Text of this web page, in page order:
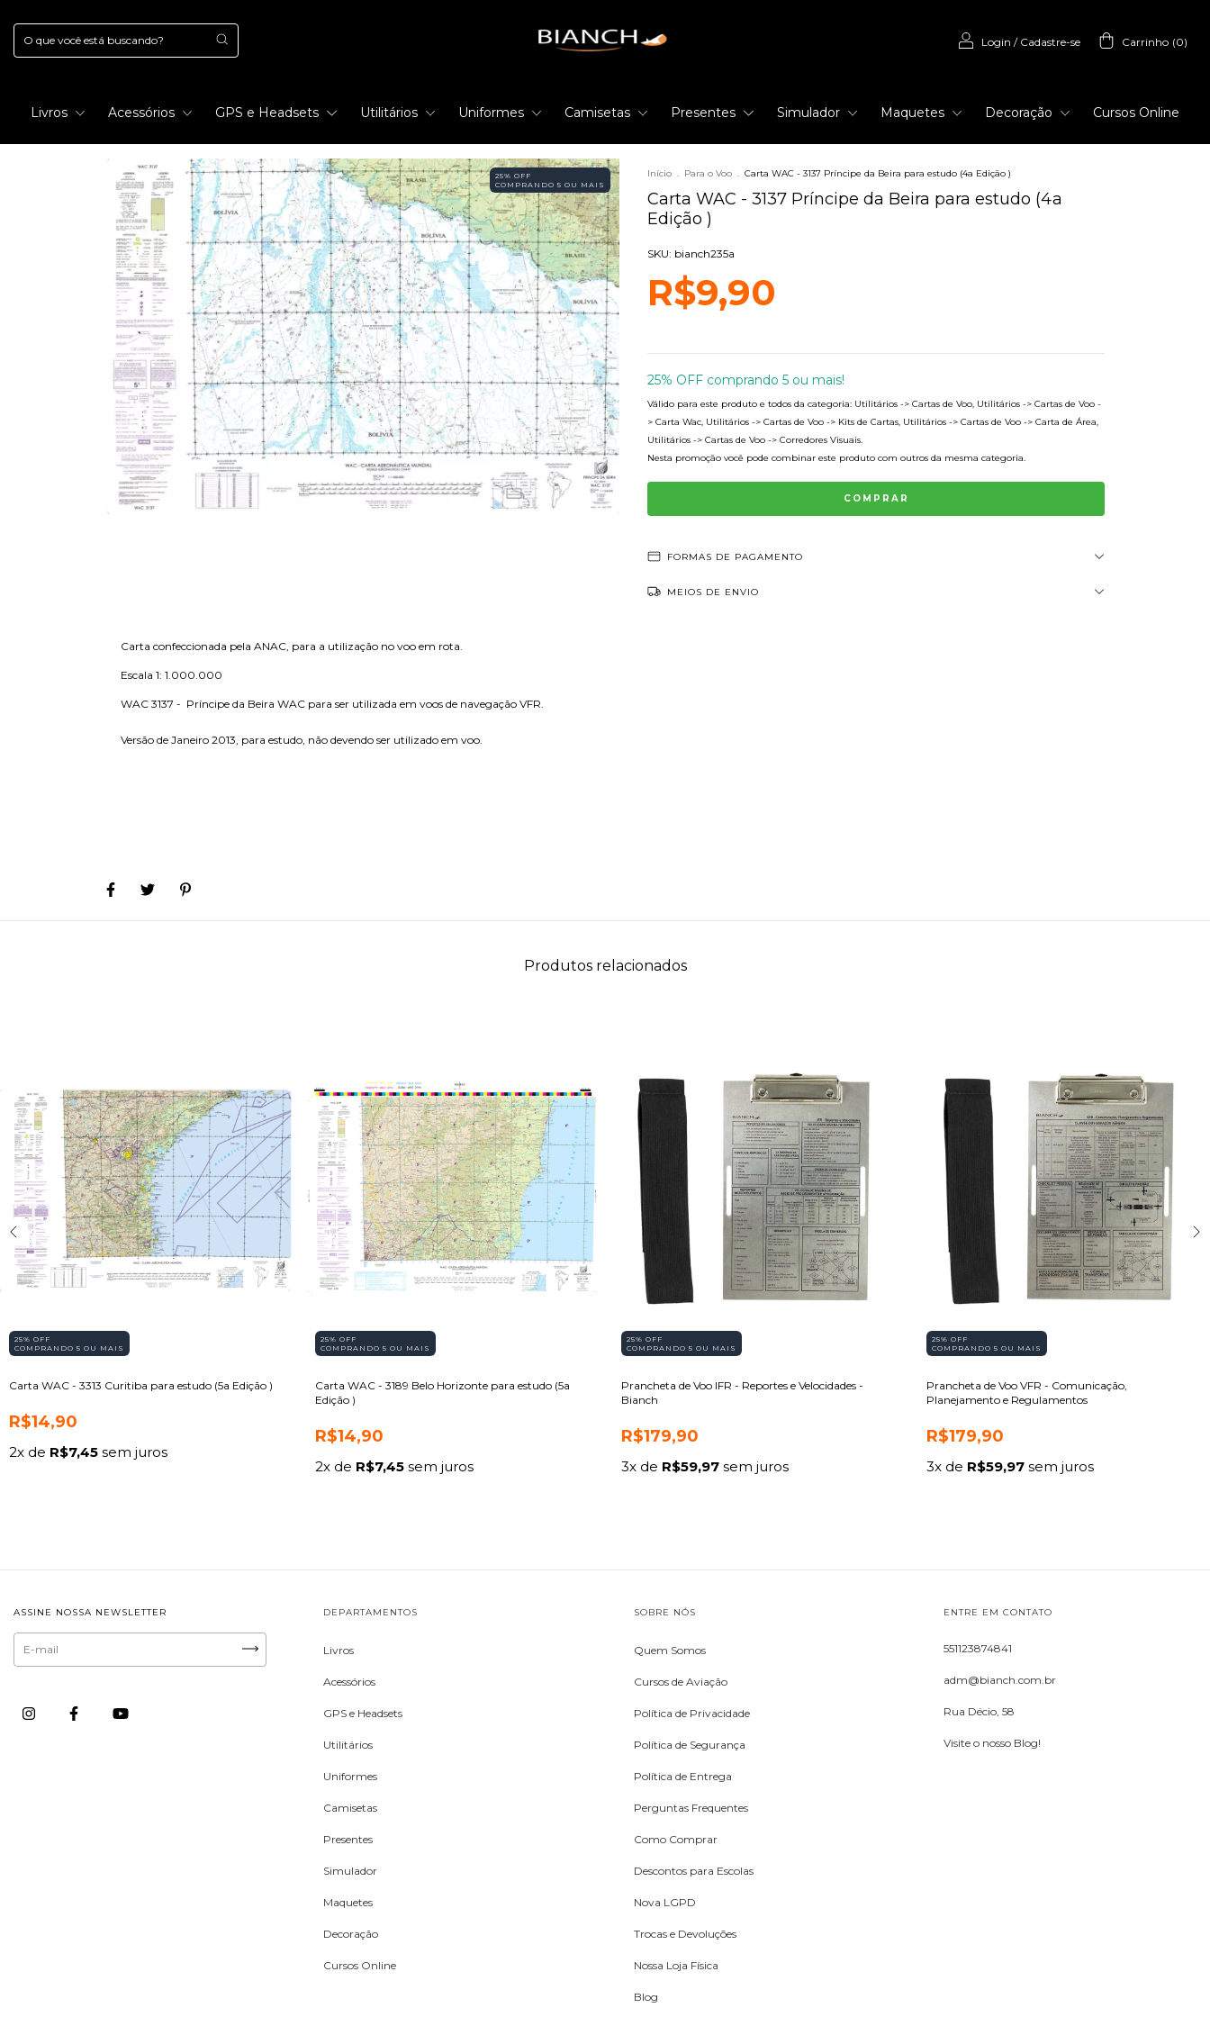
Login / Cadastre-se Carrinho (0)
Livros Acessórios GPS e Headsets Utilitários Uniformes Camisetas Presentes Simulador Maquetes Decoração Cursos Online
25% OFF
COMPRANDO 5 OU MAIS
Início . Para o Voo . Carta WAC - 3137 Príncipe da Beira para estudo (4a Edição )
Carta WAC - 3137 Príncipe da Beira para estudo (4a
Edição )
SKU: bianch235a
R$9,90
25% OFF comprando 5 ou mais!
Válido para este produto e todos da categoria: Utilitários -> Cartas de Voo, Utilitários -> Cartas de Voo -
> Carta Wac, Utilitários -> Cartas de Voo -> Kits de Cartas, Utilitários -> Cartas de Voo -> Carta de Área,
Utilitários -> Cartas de Voo -> Corredores Visuais.
Nesta promoção você pode combinar este produto com outros da mesma categoria.
FORMAS DE PAGAMENTO
MEIOS DE ENVIO
Carta confeccionada pela ANAC, para a utilização no voo em rota.
Escala 1: 1.000.000
WAC 3137 - Príncipe da Beira WAC para ser utilizada em voos de navegação VFR.
Versão de Janeiro 2013, para estudo, não devendo ser utilizado em voo.
Produtos relacionados
25% OFF
COMPRANDO 5 OU MAIS
Carta WAC - 3313 Curitiba para estudo (5a Edição )
R$14,90
2x de R$7,45 sem juros
25% OFF
COMPRANDO 5 OU MAIS
Carta WAC - 3189 Belo Horizonte para estudo (5a
Edição )
R$14,90
2x de R$7,45sem juros
25% OFF
COMPRANDO 5 OU MAIS
Prancheta de Voo IFR - Reportes e Velocidades -
Bianch
R$179,90
3x de R$59,97sem juros
25% OFF
COMPRANDO 5 OU MAIS
Prancheta de Voo VFR - Comunicação,
Planejamento e Regulamentos
R$179,90
3x de R$59,97 sem juros
ASSINE NOSSA NEWSLETTER DEPARTAMENTOS
Livros
Acessórios
GPS e Headsets
Utilitários
Uniformes
Camisetas
Presentes
Simulador
Maquetes
Decoração
Cursos Online
SOBRE NÓS
Quem Somos
Cursos de Aviação
Política de Privacidade
Política de Segurança
Política de Entrega
Perguntas Frequentes
Como Comprar
Descontos para Escolas
Nova LGPD
Trocas e Devoluções
Nossa Loja Física
Blog
ENTRE EM CONTATO
551123874841
adm@bianch.com.br
Rua Décio, 58
Visite o nosso Blog!